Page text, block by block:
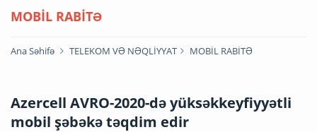
MOBİL RABİTƏ
Ana Səhifə TELEKOM VƏ NƏQLİYYAT MOBİL RABİTƏ
Azercell AVRO-2020-də yüksəkkeyfiyyətli
mobil şəbəkə təqdim edir